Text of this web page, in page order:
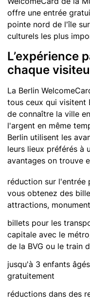
offre une entrée
pointe nord de l'île
culturels les plus
L’expérience
chaque
La Berlin
tous ceux qui visitent
de connaître la ville
l'argent en même
Berlin utilisent les
leurs lieux préférés à
avantages on trouve
réduction sur l'entrée
vous obtenez des
attractions,
billets pour les
capitale avec le
de la BVG ou le train
jusqu'à 3 enfants
gratuitement
réductions dans des